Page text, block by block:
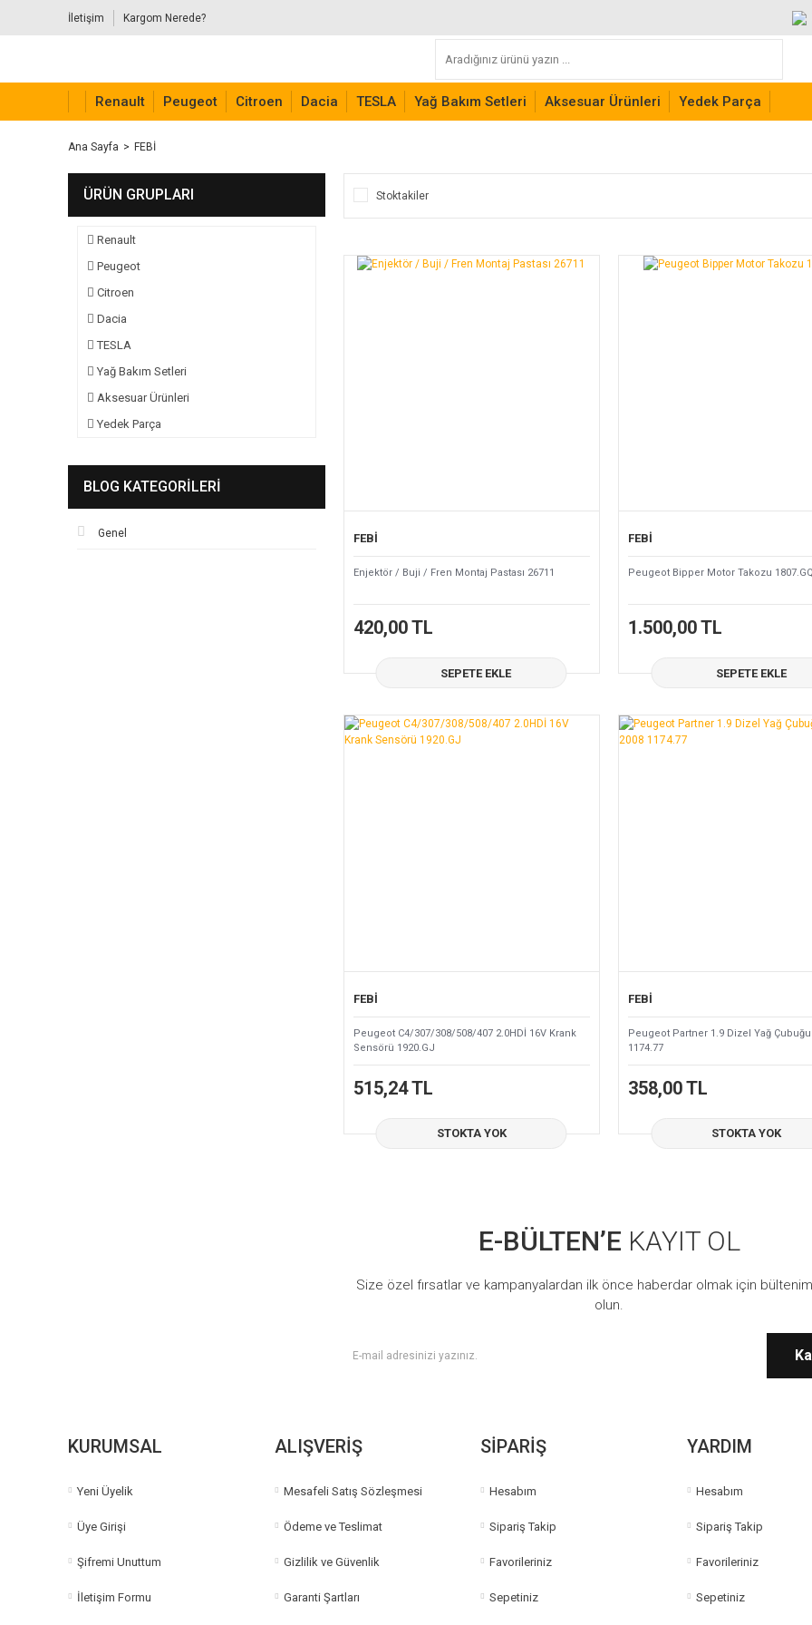
İletişim Kargom Nerede?
Renault Peugeot Citroen Dacia TESLA Yağ Bakım Setleri Aksesuar Ürünleri Yedek Parça
Ana Sayfa FEBİ
ÜRÜN GRUPLARI
Renault
Peugeot
Citroen
Dacia
TESLA
Yağ Bakım Setleri
Aksesuar Ürünleri
Yedek Parça
BLOG KATEGORILERI
Genel
Stoktakiler
FEBİ
Enjektör / Buji / Fren Montaj Pastası 26711
420,00 TL
SEPETE EKLE
FEBİ
Peugeot Bipper Motor Takozu 1807.GQ
1.500,00 TL
SEPETE EKLE
FEBİ
Peugeot C4/307/308/508/407 2.0HDİ 16V Krank
Sensörü 1920.GJ
515,24 TL
STOKTA YOK
FEBİ
Peugeot Partner 1.9 Dizel Yağ Çubuğu
1174.77
358,00 TL
STOKTA YOK
E-BÜLTEN’E KAYIT OL
Size özel fırsatlar ve kampanyalardan ilk önce haberdar olmak için
olun.
KURUMSAL
Yeni Üyelik
Üye Girişi
Şifremi Unuttum
İletişim Formu
ALIŞVERİŞ
Mesafeli Satış Sözleşmesi
Ödeme ve Teslimat
Gizlilik ve Güvenlik
Garanti Şartları
SİPARİŞ
Hesabım
Sipariş Takip
Favorileriniz
Sepetiniz
YARDIM
Hesabım
Sipariş Takip
Favorileriniz
Sepetiniz